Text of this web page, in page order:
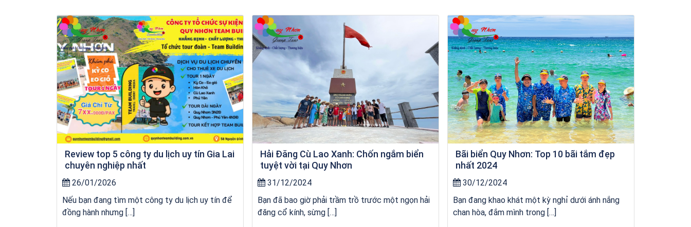
Khách sạn Money Fine Quy Nhơn
Review top 5 công ty du lịch uy tín Gia Lai
chuyên nghiệp nhất
26/01/2026
Nếu bạn đang tìm một công ty du lịch uy tín để
đồng hành nhưng […]
Hải Đăng Cù Lao Xanh: Chốn ngắm biển
tuyệt vời tại Quy Nhơn
31/12/2024
Bạn đã bao giờ phải trầm trồ trước một ngọn hải
đăng cổ kính, sừng […]
Khách sạn Money Fine Quy Nhơn
Bãi biển Quy Nhơn: Top 10 bãi tắm đẹp
nhất 2024
30/12/2024
Bạn đang khao khát một kỳ nghỉ dưới ánh nắng
chan hòa, đắm mình trong […]